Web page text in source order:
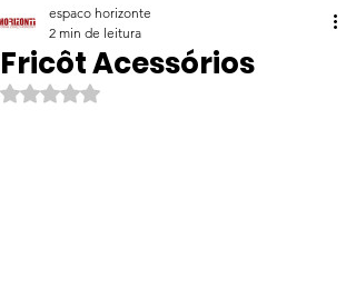
Fricôt Acessórios
espaco horizonte
2 min de leitura
Avaliado com NaN de 5 estrelas.